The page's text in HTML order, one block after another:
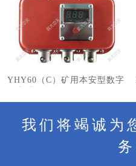
YHY60（C）矿用本安型数字
我们将竭诚为
务